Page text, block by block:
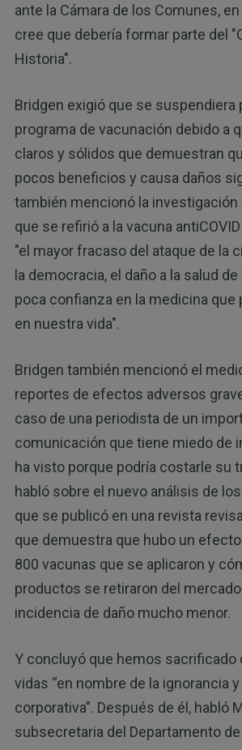
ante la Cámara de los Comunes,
cree que debería formar parte del
Historia".
Bridgen exigió que se suspendiera
programa de vacunación debido a
claros y sólidos que demuestran
pocos beneficios y causa daños
también mencionó la investigación
que se refirió a la vacuna
"el mayor fracaso del ataque de la
la democracia, el daño a la salud
poca confianza en la medicina
en nuestra vida".
Bridgen también mencionó el
reportes de efectos adversos
caso de una periodista de un
comunicación que tiene miedo de
ha visto porque podría costarle su
habló sobre el nuevo análisis de
que se publicó en una revista
que demuestra que hubo un
800 vacunas que se aplicaron y
productos se retiraron del
incidencia de daño mucho menor.
Y concluyó que hemos sacrificado
vidas “en nombre de la ignorancia
corporativa”. Después de él, habló
subsecretaria del Departamento de